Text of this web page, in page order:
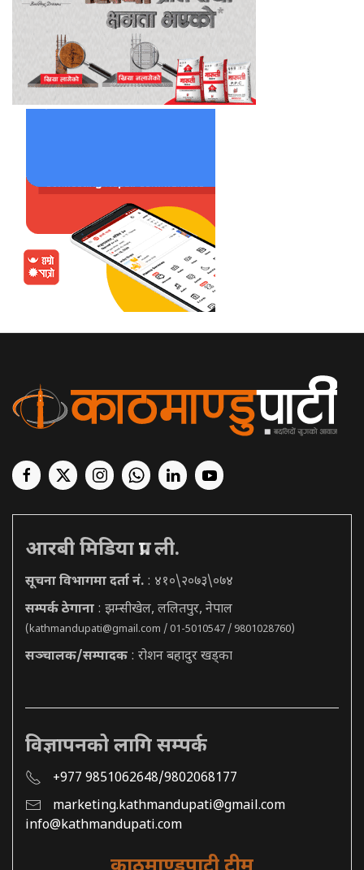
आरबी मिडिया प्रा. ली.
सूचना विभागमा दर्ता नं. : ४१०\२०७३\०७४
सम्पर्क ठेगाना : झम्सीखेल, ललितपुर, नेपाल
(kathmandupati@gmail.com / 01-5010547 / 9801028760)
सञ्चालक/सम्पादक : रोशन बहादुर खड्का
विज्ञापनको लागि सम्पर्क
+977 9851062648/9802068177
marketing.kathmandupati@gmail.com
info@kathmandupati.com